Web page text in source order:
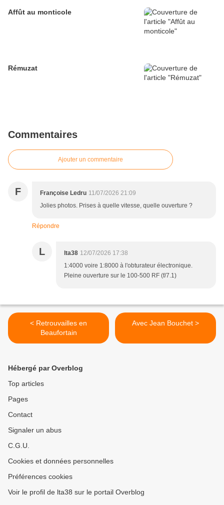
Affût au monticole
Rémuzat
Commentaires
Ajouter un commentaire
F Françoise Ledru 11/07/2026 21:09
Jolies photos. Prises à quelle vitesse, quelle ouverture ?
Répondre
L lta38 12/07/2026 17:38
1:4000 voire 1:8000 à l'obturateur électronique.
Pleine ouverture sur le 100-500 RF (f/7.1)
< Retrouvailles en
Beaufortain
Avec Jean Bouchet >
Hébergé par Overblog
Top articles
Pages
Contact
Signaler un abus
C.G.U.
Cookies et données personnelles
Préférences cookies
Voir le profil de lta38 sur le portail Overblog